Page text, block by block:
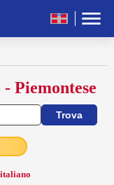
Piemontese